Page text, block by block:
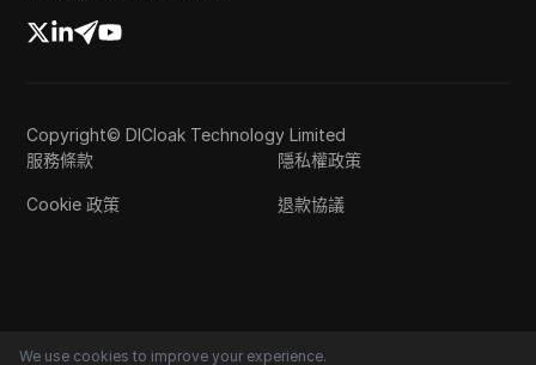
Copyright© DICloak Technology Limited
服務條款
隱私權政策
Cookie 政策 退款協議
We use cookies to improve your experience.